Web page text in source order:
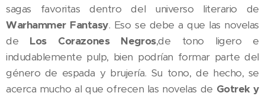
sagas favoritas dentro del universo literario de
Warhammer Fantasy. Eso se debe a que las novelas
de Los Corazones Negros,de tono ligero e
indudablemente pulp, bien podrían formar parte del
género de espada y brujería. Su tono, de hecho, se
acerca mucho al que ofrecen las novelas de Gotrek y